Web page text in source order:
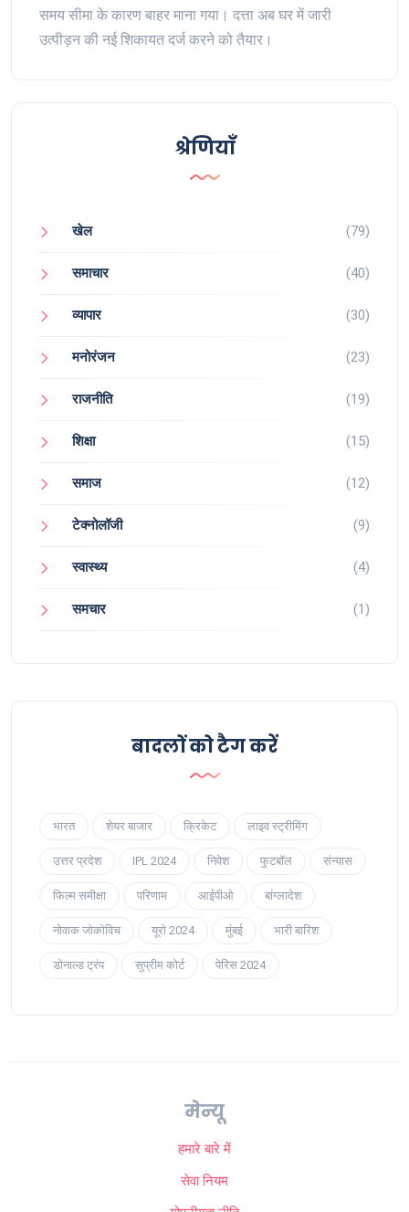
समय सीमा के कारण बाहर माना गया। दत्ता अब घर में जारी
उत्पीड़न की नई शिकायत दर्ज करने को तैयार।
श्रेणियाँ
खेल (79)
समाचार (40)
व्यापार (30)
मनोरंजन (23)
राजनीति (19)
शिक्षा (15)
समाज (12)
टेक्नोलॉजी (9)
स्वास्थ्य (4)
समचार (1)
बादलों को टैग करें
भारत शेयर बाजार क्रिकेट लाइव स्ट्रीमिंग
उत्तर प्रदेश IPL 2024 निवेश फुटबॉल संन्यास
फिल्म समीक्षा परिणाम आईपीओ बांग्लादेश
नोवाक जोकोविच यूरो 2024 मुंबई भारी बारिश
डोनाल्ड ट्रंप सुप्रीम कोर्ट पेरिस 2024
मेन्यू
हमारे बारे में
सेवा नियम